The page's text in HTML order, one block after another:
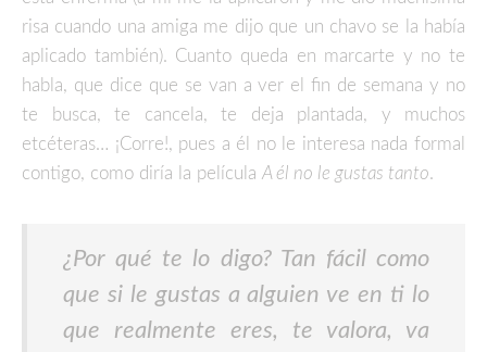
risa cuando una amiga me dijo que un chavo se la había
aplicado también). Cuanto queda en marcarte y no te
habla, que dice que se van a ver el fin de semana y no
te busca, te cancela, te deja plantada, y muchos
etcéteras… ¡Corre!, pues a él no le interesa nada formal
contigo, como diría la película A él no le gustas tanto.
¿Por qué te lo digo? Tan fácil como
que si le gustas a alguien ve en ti lo
que realmente eres, te valora, va